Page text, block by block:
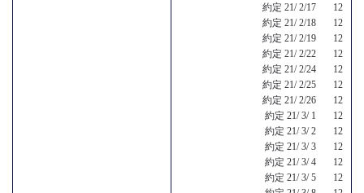
約定 21/ 2/17 12
約定 21/ 2/18 12
約定 21/ 2/19 12
約定 21/ 2/22 12
約定 21/ 2/24 12
約定 21/ 2/25 12
約定 21/ 2/26 12
約定 21/ 3/ 1 12
約定 21/ 3/ 2 12
約定 21/ 3/ 3 12
約定 21/ 3/ 4 12
約定 21/ 3/ 5 12